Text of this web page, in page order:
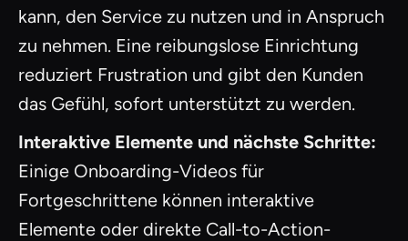
kann, den Service zu nutzen und in Anspruch
zu nehmen. Eine reibungslose Einrichtung
reduziert Frustration und gibt den Kunden
das Gefühl, sofort unterstützt zu werden.
Interaktive Elemente und nächste Schritte:
Einige Onboarding-Videos für
Fortgeschrittene können interaktive
Elemente oder direkte Call-to-Action-